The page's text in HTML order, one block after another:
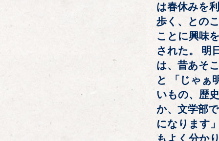
は春休みを
歩く、との
ことに興味
された。 明
は、昔あそ
と 「じゃぁ
いもの、歴
か、文学部
になります
もよく分か